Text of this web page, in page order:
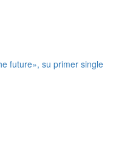
future», su primer single